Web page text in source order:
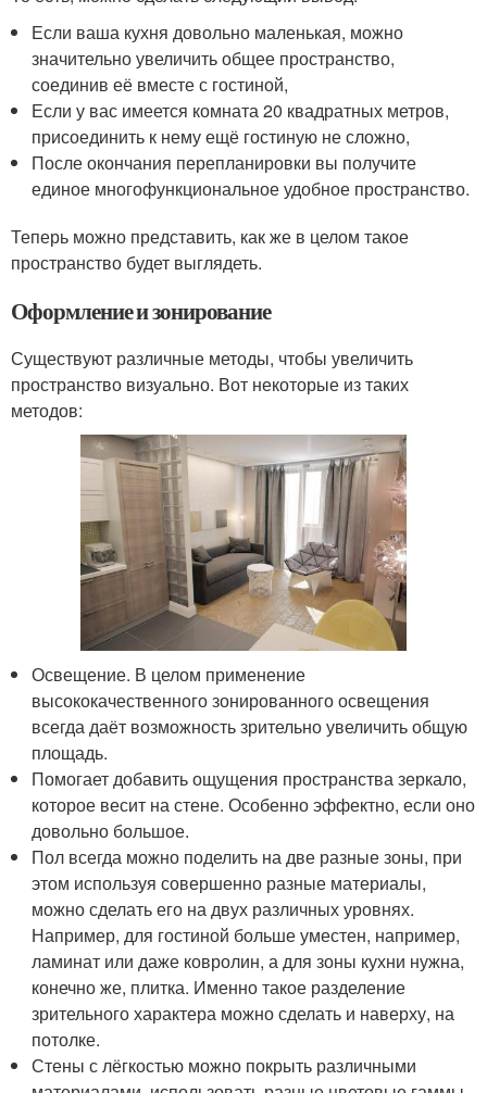
Если ваша кухня довольно маленькая, можно
значительно увеличить общее пространство,
соединив её вместе с гостиной,
Если у вас имеется комната 20 квадратных метров,
присоединить к нему ещё гостиную не сложно,
После окончания перепланировки вы получите
единое многофункциональное удобное пространство.
Теперь можно представить, как же в целом такое
пространство будет выглядеть.
Оформление и зонирование
Существуют различные методы, чтобы увеличить
пространство визуально. Вот некоторые из таких
методов:
Освещение. В целом применение
высококачественного зонированного освещения
всегда даёт возможность зрительно увеличить общую
площадь.
Помогает добавить ощущения пространства зеркало,
которое весит на стене. Особенно эффектно, если оно
довольно большое.
Пол всегда можно поделить на две разные зоны, при
этом используя совершенно разные материалы,
можно сделать его на двух различных уровнях.
Например, для гостиной больше уместен, например,
ламинат или даже ковролин, а для зоны кухни нужна,
конечно же, плитка. Именно такое разделение
зрительного характера можно сделать и наверху, на
потолке.
Стены с лёгкостью можно покрыть различными